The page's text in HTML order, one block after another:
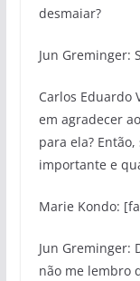
desmaiar?
Jun Greminger:
Carlos Eduardo
em agradecer
para ela?
importante e
Marie Kondo:
Jun Greminger:
não me lembro